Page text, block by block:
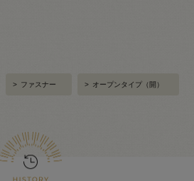
> ファスナー > オープンタイプ（開）